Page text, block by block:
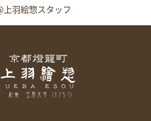
上羽絵惣スタッフ